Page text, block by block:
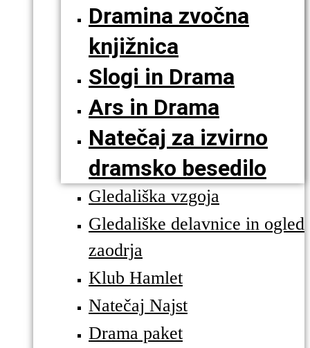
Dramina zvočna
knjižnica
Slogi in Drama
Ars in Drama
Natečaj za izvirno
dramsko besedilo
Gledališka vzgoja
Gledališke delavnice in ogled
zaodrja
Klub Hamlet
Natečaj Najst
Drama paket